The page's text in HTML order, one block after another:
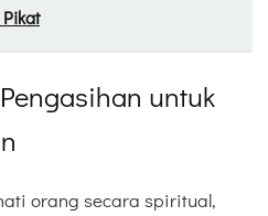
untuk
orang secara spiritual,